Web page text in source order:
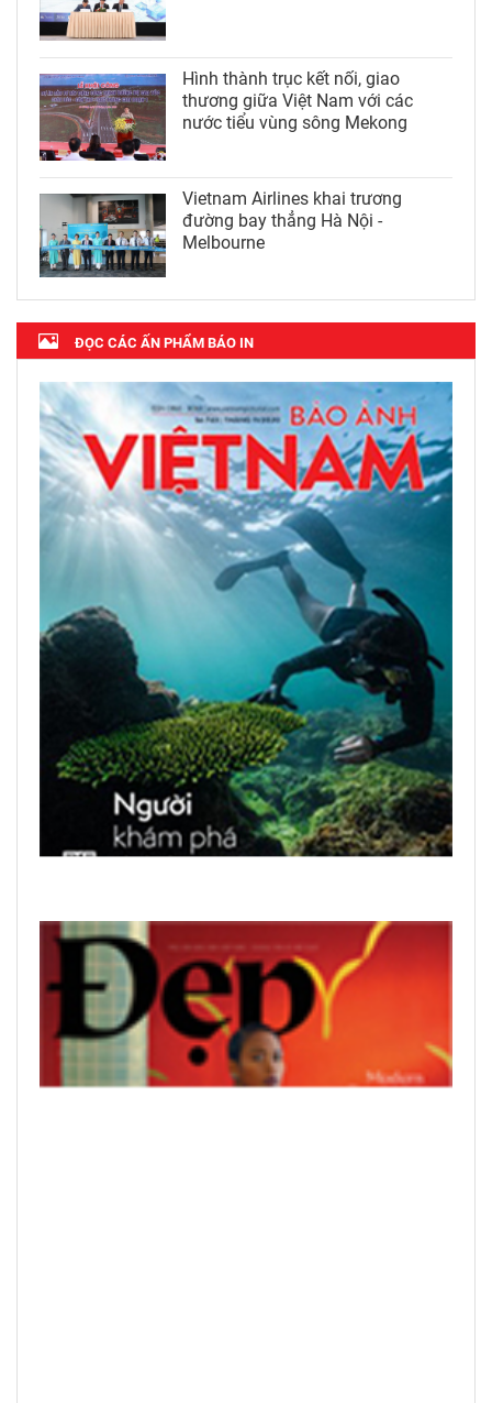
Hình thành trục kết nối, giao
thương giữa Việt Nam với các
nước tiểu vùng sông Mekong
Vietnam Airlines khai trương
đường bay thẳng Hà Nội -
Melbourne
ĐỌC CÁC ẤN PHẨM BÁO IN